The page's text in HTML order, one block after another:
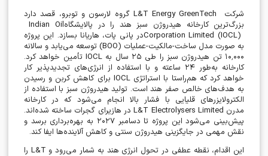
شرکت L&T Energy GreenTech گروه لارسون و توبرو، قصد دارد
بزرگ‌ترین کارخانه هیدروژن سبز هند را در پالایشگاهIndian Oil
Corporation Limited (IOCL)در پانی پات، هاریانا بسازد. این پروژه
به صورت مدل ساخت-مالکیت-عملیات (BOO)توسعه می‌یابد و سالانه
۱۰٬۰۰۰ تن هیدروژن سبز را طی ۲۵ سال به IOCLتأمین خواهد کرد.
کارخانه به‌طور ۲۴ ساعته و با استفاده از انرژی‌های تجدیدپذیر کار
خواهد کرد که هم‌راستا با استراتژی IOCL برای کاهش کربن و رسیدن
به هدف‌های خالص صفر هند است. تولید هیدروژن سبز با استفاده از
الکترولایزرهای قلیایی با فشار بالا انجام می‌شود که در کارخانه
مدرن L&T Electrolysers Limited در هازیرای گجرات ساخته شده‌اند.
پیش‌بینی می‌شود این پروژه تا دسامبر۲۰۲۷ به بهره‌برداری برسد و
نقش مهمی در جایگزینی هیدروژن سنتی و کاهش آلاینده‌ها ایفا کند.
این اقدام، نقطه عطفی در تحول انرژی هند به شمار می‌رود و L&T را